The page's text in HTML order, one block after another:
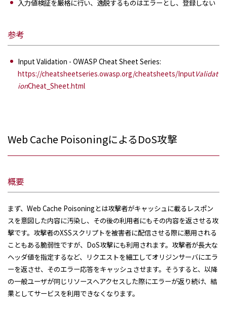
入力値検証を厳格に行い、逸脱するものはエラーとし、登録しない
参考
Input Validation - OWASP Cheat Sheet Series:
https://cheatsheetseries.owasp.org/cheatsheets/InputValidat
ionCheat_Sheet.html
Web Cache PoisoningによるDoS攻撃
概要
まず、Web Cache Poisoningとは攻撃者がキャッシュに載るレスポン
スを意図した内容に汚染し、その後の利用者にもその内容を返させる攻
撃です。攻撃者のXSSスクリプトを被害者に配信させる際に悪用される
こともある脆弱性ですが、DoS攻撃にも利用されます。攻撃者が長大な
ヘッダ値を指定するなど、リクエストを細工してオリジンサーバにエラ
ーを返させ、そのエラー応答をキャッシュさせます。そうすると、以降
の一般ユーザが同じリソースへアクセスした際にエラーが返り続け、結
果としてサービスを利用できなくなります。